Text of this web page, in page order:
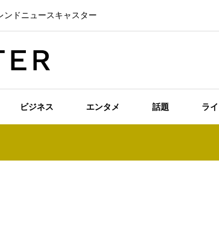
ンドニュースキャスター
ビジネス エンタメ 話題 ラ